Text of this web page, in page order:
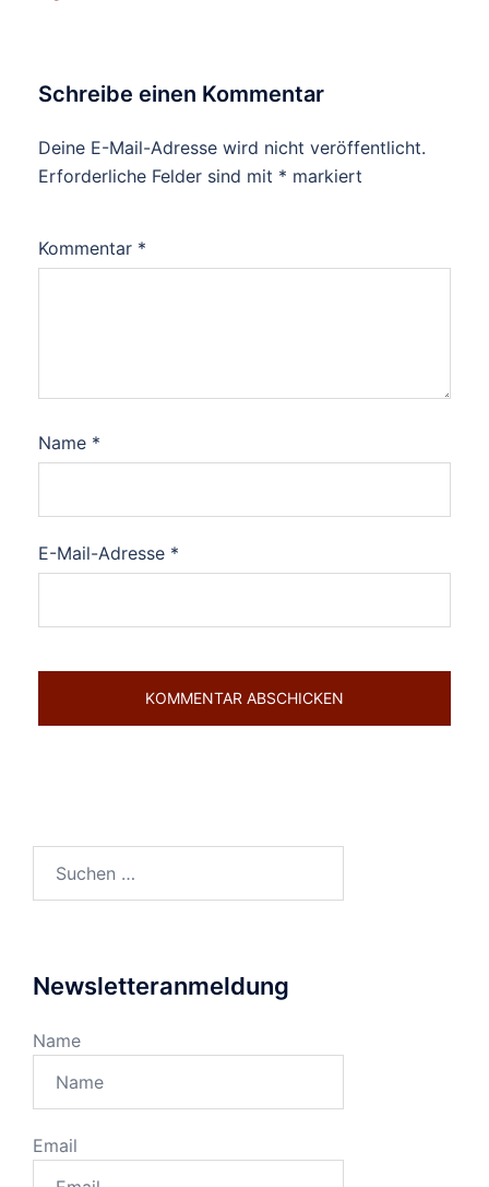
Schreibe einen Kommentar
Deine E-Mail-Adresse wird nicht veröffentlicht.
Erforderliche Felder sind mit * markiert
Kommentar *
Name *
E-Mail-Adresse *
Newsletteranmeldung
Name
Email